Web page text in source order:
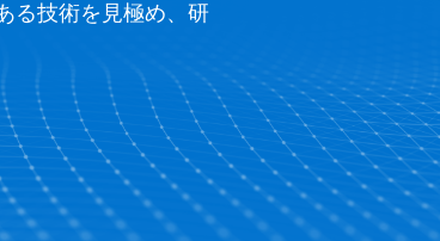
る技術を見極め、研